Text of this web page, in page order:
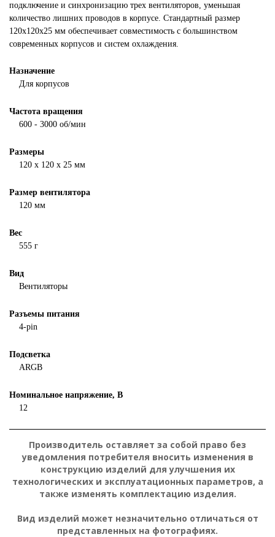
подключение и синхронизацию трех вентиляторов, уменьшая
количество лишних проводов в корпусе. Стандартный размер
120х120х25 мм обеспечивает совместимость с большинством
современных корпусов и систем охлаждения.
Назначение
Для корпусов
Частота вращения
600 - 3000 об/мин
Размеры
120 х 120 х 25 мм
Размер вентилятора
120 мм
Вес
555 г
Вид
Вентиляторы
Разъемы питания
4-pin
Подсветка
ARGB
Номинальное напряжение, В
12
Производитель оставляет за собой право без
уведомления потребителя вносить изменения в
конструкцию изделий для улучшения их
технологических и эксплуатационных параметров, а
также изменять комплектацию изделия.
Вид изделий может незначительно отличаться от
представленных на фотографиях.